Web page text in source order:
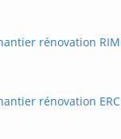
rénovation
rénovation